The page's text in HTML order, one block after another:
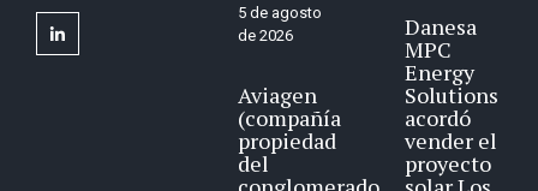
linkedin
5 de agosto
de 2026
Aviagen
(compañía
propiedad
del
Danesa
MPC
Energy
Solutions
acordó
vender el
proyecto